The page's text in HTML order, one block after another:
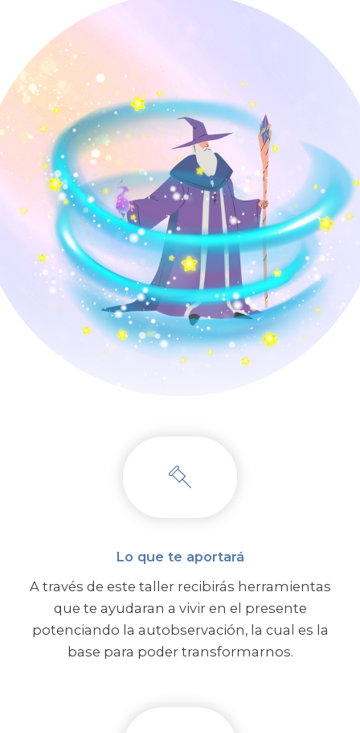
Lo que te aportará
A través de este taller recibirás herramientas
que te ayudaran a vivir en el presente
potenciando la autobservación, la cual es la
base para poder transformarnos.